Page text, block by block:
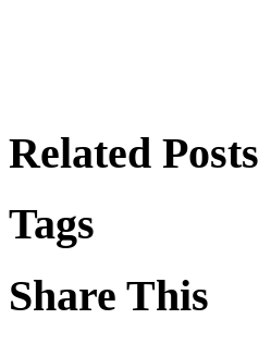
Related Posts
Tags
Share This